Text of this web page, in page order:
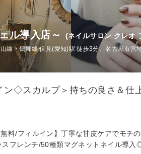
ル導入店～ (ネイルサロン クレオ
線・鶴舞線 伏見(愛知)駅 徒歩3分、名古屋市営
◇スカルプ＞持ちの良さ＆仕
料/フィルイン】丁寧な甘皮ケアでモチ
フレンチ/50種類マグネットネイル導